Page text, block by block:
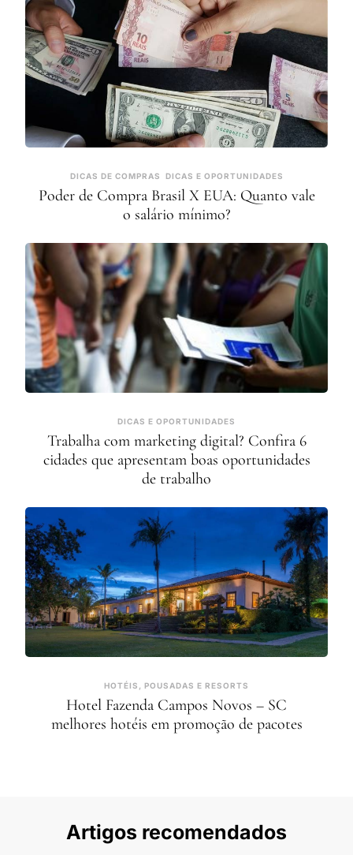
DICAS DE COMPRAS DICAS E OPORTUNIDADES
Poder de Compra Brasil X EUA: Quanto vale
o salário mínimo?
DICAS E OPORTUNIDADES
Trabalha com marketing digital? Confira 6
cidades que apresentam boas oportunidades
de trabalho
HOTÉIS, POUSADAS E RESORTS
Hotel Fazenda Campos Novos – SC
melhores hotéis em promoção de pacotes
Artigos recomendados